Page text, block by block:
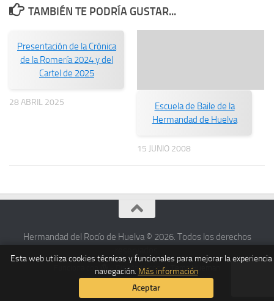
Esta web utiliza cookies técnicas y funcionales para mejorar la experiencia
navegación. Más información
Aceptar
TAMBIÉN TE PODRÍA GUSTAR...
Presentación de la Crónica
de la Romería 2024 y del
Cartel de 2025
28 ABRIL 2025
Escuela de Baile de la
Hermandad de Huelva
15 JUNIO 2008
Hermandad del Rocío de Huelva © 2026. Todos los derechos
- Diseñado con el Tema Hueman